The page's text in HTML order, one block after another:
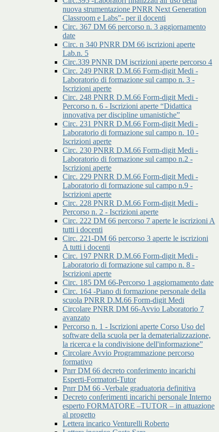
nuova strumentazione PNRR Next Generation
Classroom e Labs”- per il docenti
Circ. 367 DM 66 percorso n. 3 aggiornamento
date
Circ. n 340 PNRR DM 66 iscrizioni aperte
Lab.n. 5
Circ.339 PNNR DM iscrizioni aperte percorso 4
Circ. 249 PNRR D.M.66 Form-digit Medi -
Laboratorio di formazione sul campo n. 3 -
Iscrizioni aperte
Circ. 248 PNRR D.M.66 Form-digit Medi -
Percorso n. 6 - Iscrizioni aperte “Didattica
innovativa per discipline umanistiche”
Circ. 231 PNRR D.M.66 Form-digit Medi -
Laboratorio di formazione sul campo n. 10 -
Iscrizioni aperte
Circ. 230 PNRR D.M.66 Form-digit Medi -
Laboratorio di formazione sul campo n.2 -
Iscrizioni aperte
Circ. 229 PNRR D.M.66 Form-digit Medi -
Laboratorio di formazione sul campo n.9 -
Iscrizioni aperte
Circ. 228 PNRR D.M.66 Form-digit Medi -
Percorso n. 2 - Iscrizioni aperte
Circ. 222 DM 66 percorso 7 aperte le iscrizioni A
tutti i docenti
Circ. 221-DM 66 percorso 3 aperte le iscrizioni
A tutti i docenti
Circ. 197 PNRR D.M.66 Form-digit Medi -
Laboratorio di formazione sul campo n. 8 -
Iscrizioni aperte
Circ. 185 DM 66-Percorso 1 aggiornamento date
Circ. 164 -Piano di formazione personale della
scuola PNRR D.M.66 Form-digit Medi
Circolare PNRR DM 66-Avvio Laboratorio 7
avanzato
Percorso n. 1 - Iscrizioni aperte Corso Uso del
software della scuola per la dematerializzazione,
la ricerca e la condivisione dell'informazione”
Circolare Avvio Programmazione percorso
formativo
Pnrr DM 66 decreto conferimento incarichi
Esperti-Formatori-Tutor
Pnrr DM 66 -Verbale graduatoria definitiva
Decreto conferimenti incarichi personale Interno
esperto FORMATORE –TUTOR – in attuazione
al progetto
Lettera incarico Venturelli Roberto